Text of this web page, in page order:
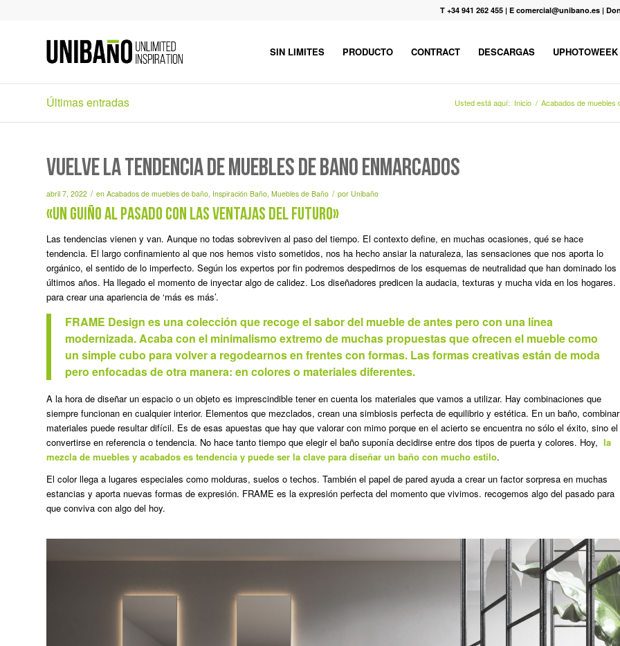
T +34 941 262 455 | E comercial@unibano.es |
SIN LIMITES PRODUCTO CONTRACT DESCARGAS UPHOTOWEEK
Últimas entradas Usted está aquí: Inicio / Acabados de muebles
VUELVE LA TENDENCIA DE MUEBLES DE BAÑO ENMARCADOS
abril 7, 2022 / en Acabados de muebles de baño, Inspiración Baño, Muebles de Baño / por Unibaño
«Un guiño al pasado con las ventajas del futuro»
Las tendencias vienen y van. Aunque no todas sobreviven al paso del tiempo. El contexto define, en muchas ocasiones, qué se hace
tendencia. El largo confinamiento al que nos hemos visto sometidos, nos ha hecho ansiar la naturaleza, las sensaciones que nos aporta lo
orgánico, el sentido de lo imperfecto. Según los expertos por fin podremos despedirnos de los esquemas de neutralidad que han dominado los
últimos años. Ha llegado el momento de inyectar algo de calidez. Los diseñadores predicen la audacia, texturas y mucha vida en los hogares.
para crear una apariencia de ‘más es más’.
FRAME Design es una colección que recoge el sabor del mueble de antes pero con una línea
modernizada. Acaba con el minimalismo extremo de muchas propuestas que ofrecen el mueble como
un simple cubo para volver a regodearnos en frentes con formas. Las formas creativas están de moda
pero enfocadas de otra manera: en colores o materiales diferentes.
A la hora de diseñar un espacio o un objeto es imprescindible tener en cuenta los materiales que vamos a utilizar. Hay combinaciones que
siempre funcionan en cualquier interior. Elementos que mezclados, crean una simbiosis perfecta de equilibrio y estética. En un baño, combinar
materiales puede resultar difícil. Es de esas apuestas que hay que valorar con mimo porque en el acierto se encuentra no sólo el éxito, sino el
convertirse en referencia o tendencia. No hace tanto tiempo que elegir el baño suponía decidirse entre dos tipos de puerta y colores. Hoy, la
mezcla de muebles y acabados es tendencia y puede ser la clave para diseñar un baño con mucho estilo.
El color llega a lugares especiales como molduras, suelos o techos. También el papel de pared ayuda a crear un factor sorpresa en muchas
estancias y aporta nuevas formas de expresión. FRAME es la expresión perfecta del momento que vivimos. recogemos algo del pasado para
que conviva con algo del hoy.